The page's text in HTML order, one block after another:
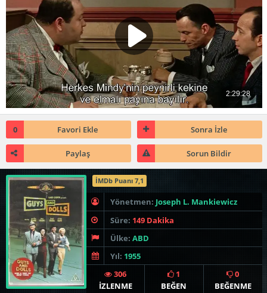
0 Favori Ekle Sonra İzle
Paylaş Sorun Bildir
İMDb Puanı 7,1
Yönetmen: Joseph L. Mankiewicz
Süre: 149 Dakika
Ülke: ABD
Yıl: 1955
306
İZLENME
1
BEĞEN
0
BEĞENME